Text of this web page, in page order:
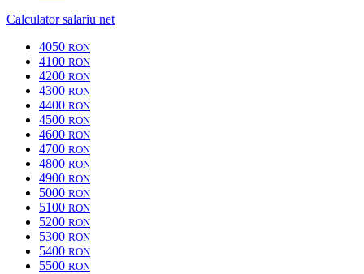
Calculator salariu net
4050 RON
4100 RON
4200 RON
4300 RON
4400 RON
4500 RON
4600 RON
4700 RON
4800 RON
4900 RON
5000 RON
5100 RON
5200 RON
5300 RON
5400 RON
5500 RON